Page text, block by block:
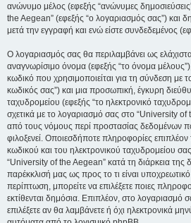
ανώνυμο μέλος (εφεξής “ανώνυμες
the Aegean” (εφεξής “ο λογαριασμός σας”) και
μετά την εγγραφή και ενώ είστε συνδεδεμένος
Ο λογαριασμός σας θα περιλαμβάνει ως
αναγνωρίσιμο όνομα (εφεξής “το όνομα
κωδικό που χρησιμοποιείται για τη σύνδεση με
κωδικός σας”) και μια προσωπική, έγκυρη
ταχυδρομείου (εφεξής “το ηλεκτρονικό
σχετικά με το λογαριασμό σας στο “University of
από τους νόμους περί προστασίας δεδομένων
φιλοξενεί. Οποιεσδήποτε πληροφορίες
κωδικού και του ηλεκτρονικού ταχυδρομείου
“University of the Aegean” κατά τη διάρκεια της
παρέκκλισή μας ως προς το τι είναι υποχρεωτικό
περίπτωση, μπορείτε να επιλέξετε ποιες
εκτίθενται δημόσια. Επιπλέον, στο λογαριασμό
επιλέξετε αν θα λαμβάνετε ή όχι ηλεκτρονικά